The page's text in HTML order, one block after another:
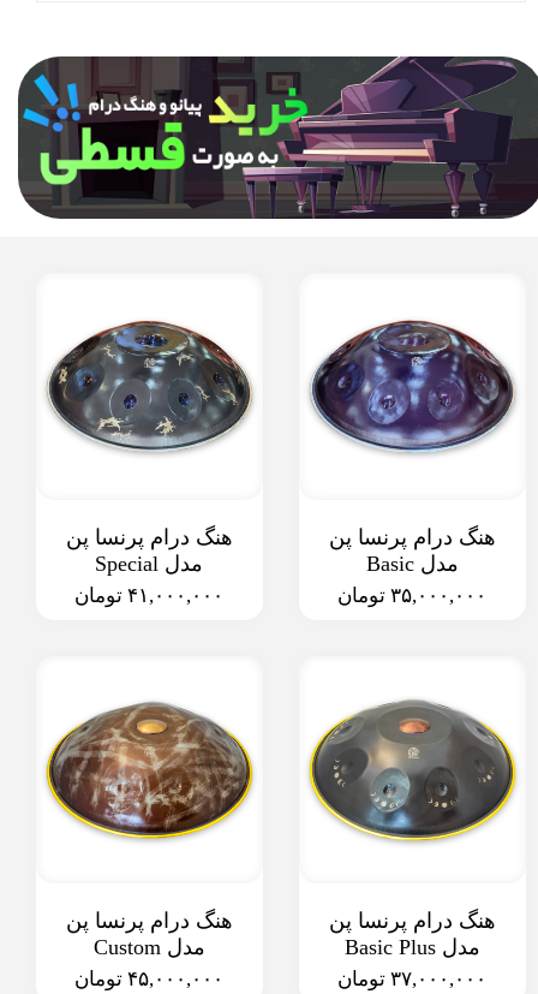
هنگ درام پرنسا پن
مدل Basic
۳۵,۰۰۰,۰۰۰ تومان
هنگ درام پرنسا پن
مدل Special
۴۱,۰۰۰,۰۰۰ تومان
هنگ درام پرنسا پن
مدل Basic Plus
۳۷,۰۰۰,۰۰۰ تومان
هنگ درام پرنسا پن
مدل Custom
۴۵,۰۰۰,۰۰۰ تومان